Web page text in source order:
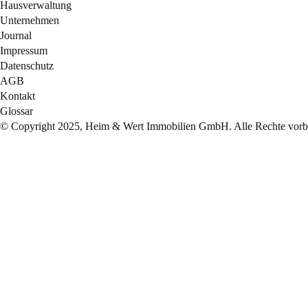
Hausverwaltung
Unternehmen
Journal
Impressum
Datenschutz
AGB
Kontakt
Glossar
© Copyright 2025, Heim & Wert Immobilien GmbH. Alle Rechte